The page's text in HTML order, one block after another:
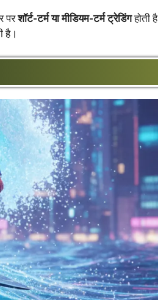
परशॉर्ट-टर्म या मीडियम-टर्म ट्रेडिंगहोती
है।